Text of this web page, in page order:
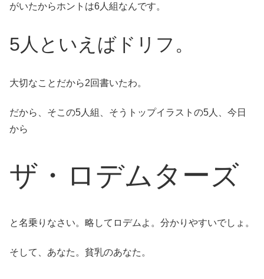
がいたからホントは6人組なんです。
5人といえばドリフ。
大切なことだから2回書いたわ。
だから、そこの5人組、そうトップイラストの5人、今日
から
ザ・ロデムターズ
と名乗りなさい。略してロデムよ。分かりやすいでしょ。
そして、あなた。貧乳のあなた。